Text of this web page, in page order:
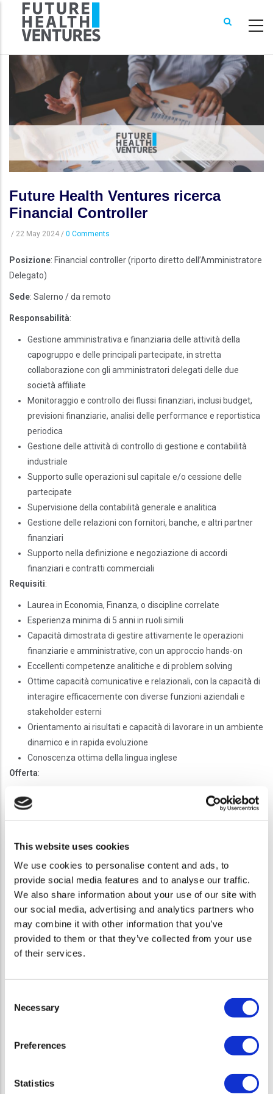
This website uses cookies
We use cookies to personalise content and ads, to
provide social media features and to analyse our traffic.
We also share information about your use of our site with
our social media, advertising and analytics partners who
may combine it with other information that you’ve
provided to them or that they’ve collected from your use
of their services.
Selection
Necessary
Preferences
Statistics
content
Future Health Ventures ricerca
Financial Controller
/ 22 May 2024 / 0 Comments
Posizione: Financial controller (riporto diretto dell’Amministratore
Delegato)
Sede: Salerno / da remoto
Responsabilità:
Gestione amministrativa e finanziaria delle attività della
capogruppo e delle principali partecipate, in stretta
collaborazione con gli amministratori delegati delle due
società affiliate
Monitoraggio e controllo dei flussi finanziari, inclusi budget,
previsioni finanziarie, analisi delle performance e reportistica
periodica
Gestione delle attività di controllo di gestione e contabilità
industriale
Supporto sulle operazioni sul capitale e/o cessione delle
partecipate
Supervisione della contabilità generale e analitica
Gestione delle relazioni con fornitori, banche, e altri partner
finanziari
Supporto nella definizione e negoziazione di accordi
finanziari e contratti commerciali
Requisiti:
Laurea in Economia, Finanza, o discipline correlate
Esperienza minima di 5 anni in ruoli simili
Capacità dimostrata di gestire attivamente le operazioni
finanziarie e amministrative, con un approccio hands-on
Eccellenti competenze analitiche e di problem solving
Ottime capacità comunicative e relazionali, con la capacità di
interagire efficacemente con diverse funzioni aziendali e
stakeholder esterni
Orientamento ai risultati e capacità di lavorare in un ambiente
dinamico e in rapida evoluzione
Conoscenza ottima della lingua inglese
Offerta:
Opportunità di lavorare in un ambiente stimolante e dinamico,
al centro della trasformazione digitale del settore sanitario
Compensazione in linea con l'esperienza e le competenze del
candidato
Se sei un professionista motivato e dinamico, con un forte
interesse nel settore della digital health e delle startup, inviaci il tuo
qui
. Siamo alla ricerca di talenti che vogliono fare la differenza
nel futuro della sanità digitale.
Future Health Ventures
è il punto d'incontro tra l'innovazione e la
trasformazione nel settore sanitario. Siamo una piattaforma di
investimento che sprigiona il potenziale delle startup early stage
nel campo della digital health. Con il sostegno finanziario e
realtà, accelerando il loro cammino verso il successo e